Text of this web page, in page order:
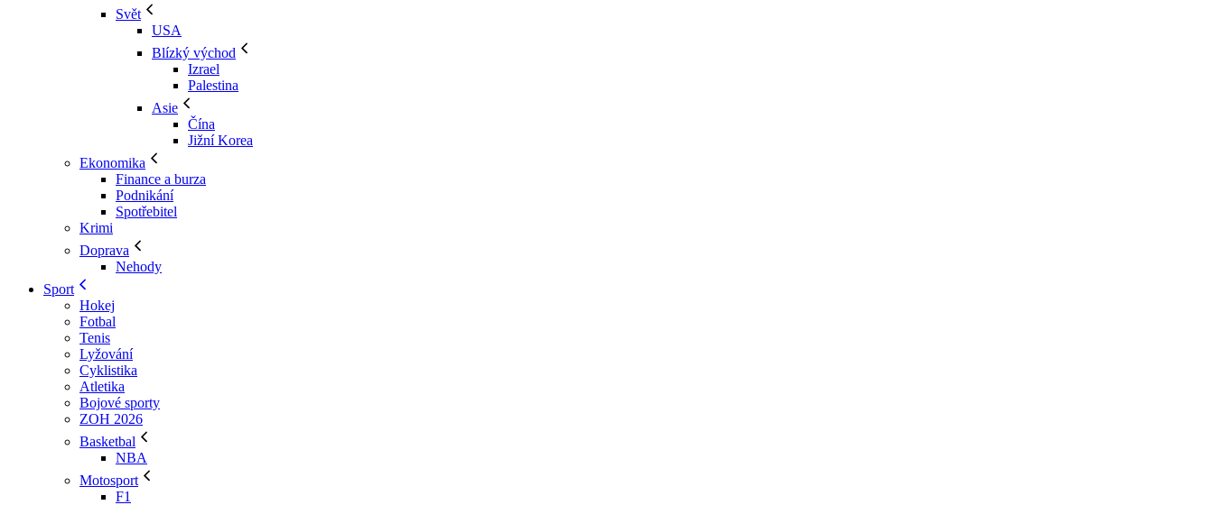
Svět
USA
Blízký východ
Izrael
Palestina
Asie
Čína
Jižní Korea
Ekonomika
Finance a burza
Podnikání
Spotřebitel
Krimi
Doprava
Nehody
Sport
Hokej
Fotbal
Tenis
Lyžování
Cyklistika
Atletika
Bojové sporty
ZOH 2026
Basketbal
NBA
Motosport
F1